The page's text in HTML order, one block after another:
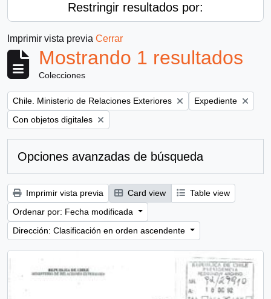
Restringir resultados por:
Imprimir vista previa Cerrar
Mostrando 1 resultados
Colecciones
Remove filter:
Chile. Ministerio de Relaciones Exteriores Remove filter:
Expediente
Remove filter:
Con objetos digitales
Opciones avanzadas de búsqueda
Imprimir vista previa Card view
Table view
Ordenar por: Fecha modificada
Dirección: Clasificación en orden ascendente